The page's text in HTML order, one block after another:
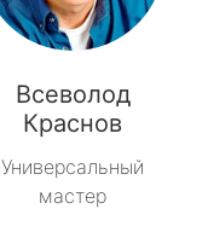
Всеволод
Краснов
Универсальный
мастер